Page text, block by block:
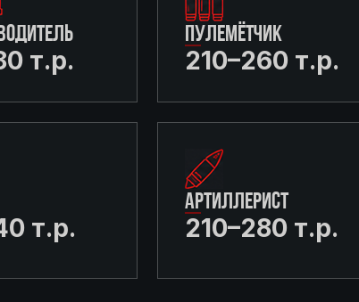
т.р.
ПУЛЕМЁТЧИК
210–260 т.р.
т.р.
АРТИЛЛЕРИСТ
210–280 т.р.